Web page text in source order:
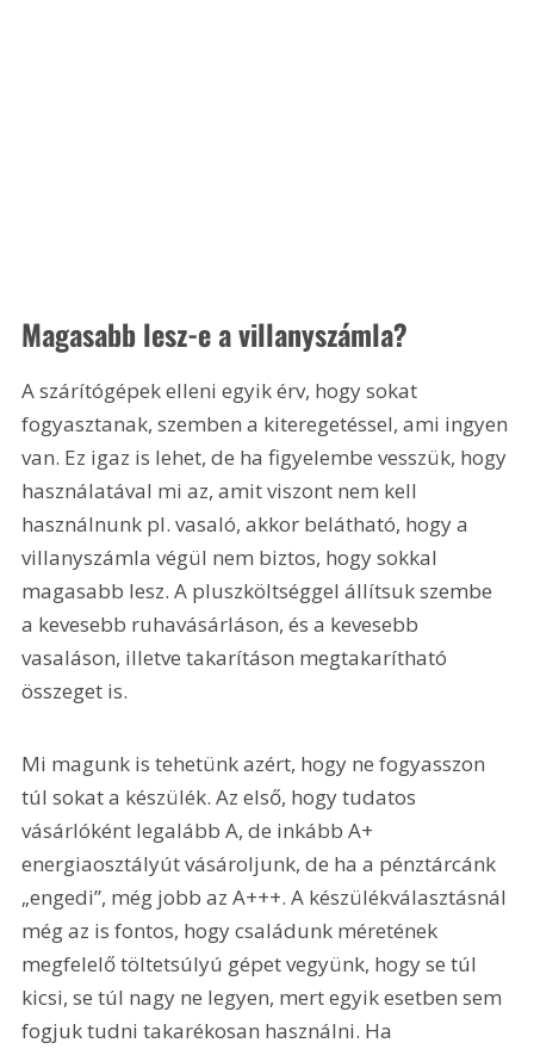
Magasabb lesz-e a villanyszámla?
A szárítógépek elleni egyik érv, hogy sokat
fogyasztanak, szemben a kiteregetéssel, ami ingyen
van. Ez igaz is lehet, de ha figyelembe vesszük, hogy
használatával mi az, amit viszont nem kell
használnunk pl. vasaló, akkor belátható, hogy a
villanyszámla végül nem biztos, hogy sokkal
magasabb lesz. A pluszköltséggel állítsuk szembe
a kevesebb ruhavásárláson, és a kevesebb
vasaláson, illetve takarításon megtakarítható
összeget is.
Mi magunk is tehetünk azért, hogy ne fogyasszon
túl sokat a készülék. Az első, hogy tudatos
vásárlóként legalább A, de inkább A+
energiaosztályút vásároljunk, de ha a pénztárcánk
„engedi”, még jobb az A+++. A készülékválasztásnál
még az is fontos, hogy családunk méretének
megfelelő töltetsúlyú gépet vegyünk, hogy se túl
kicsi, se túl nagy ne legyen, mert egyik esetben sem
fogjuk tudni takarékosan használni. Ha